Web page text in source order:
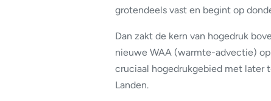
grotendeels vast en begint op
Dan zakt de kern van hogedruk
nieuwe WAA (warmte-advectie)
cruciaal hogedrukgebied met later
Landen.